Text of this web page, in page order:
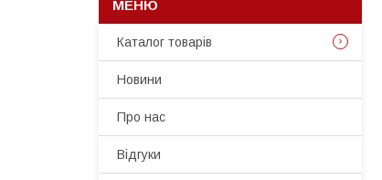
Каталог товарiв
Новини
Про нас
Відгуки